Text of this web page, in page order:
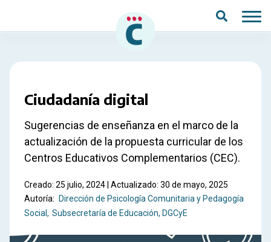
Ciudadanía digital
Sugerencias de enseñanza en el marco de la
actualización de la propuesta curricular de los
Centros Educativos Complementarios (CEC).
Creado: 25 julio, 2024 | Actualizado: 30 de mayo, 2025
Autoría:
Dirección de Psicología Comunitaria y Pedagogía
Social
Subsecretaría de Educación, DGCyE